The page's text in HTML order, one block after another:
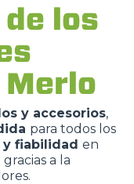
los
y accesorios,
para todos los
y fiabilidad en
gracias a la